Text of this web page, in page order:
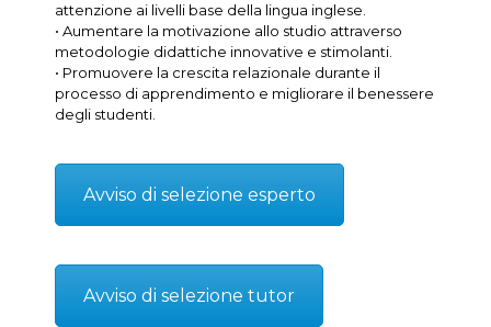
attenzione ai livelli base della lingua inglese.
• Aumentare la motivazione allo studio attraverso
metodologie didattiche innovative e stimolanti.
• Promuovere la crescita relazionale durante il
processo di apprendimento e migliorare il benessere
degli studenti.
Avviso di selezione esperto
Avviso di selezione tutor